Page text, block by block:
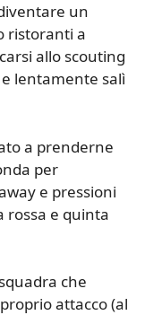
un
ristoranti a
allo scouting
e lentamente salì
a prenderne
per
e pressioni
rossa e quinta
che
attacco (al